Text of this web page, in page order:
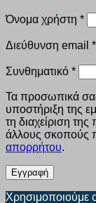
Όνομα χρήστη *
Διεύθυνση email *
Συνθηματικό *
Τα προσωπικά
υποστήριξη της
τη διαχείριση
άλλους σκοπούς
απορρήτου.
Εγγραφή
Χρησιμοποιούμε